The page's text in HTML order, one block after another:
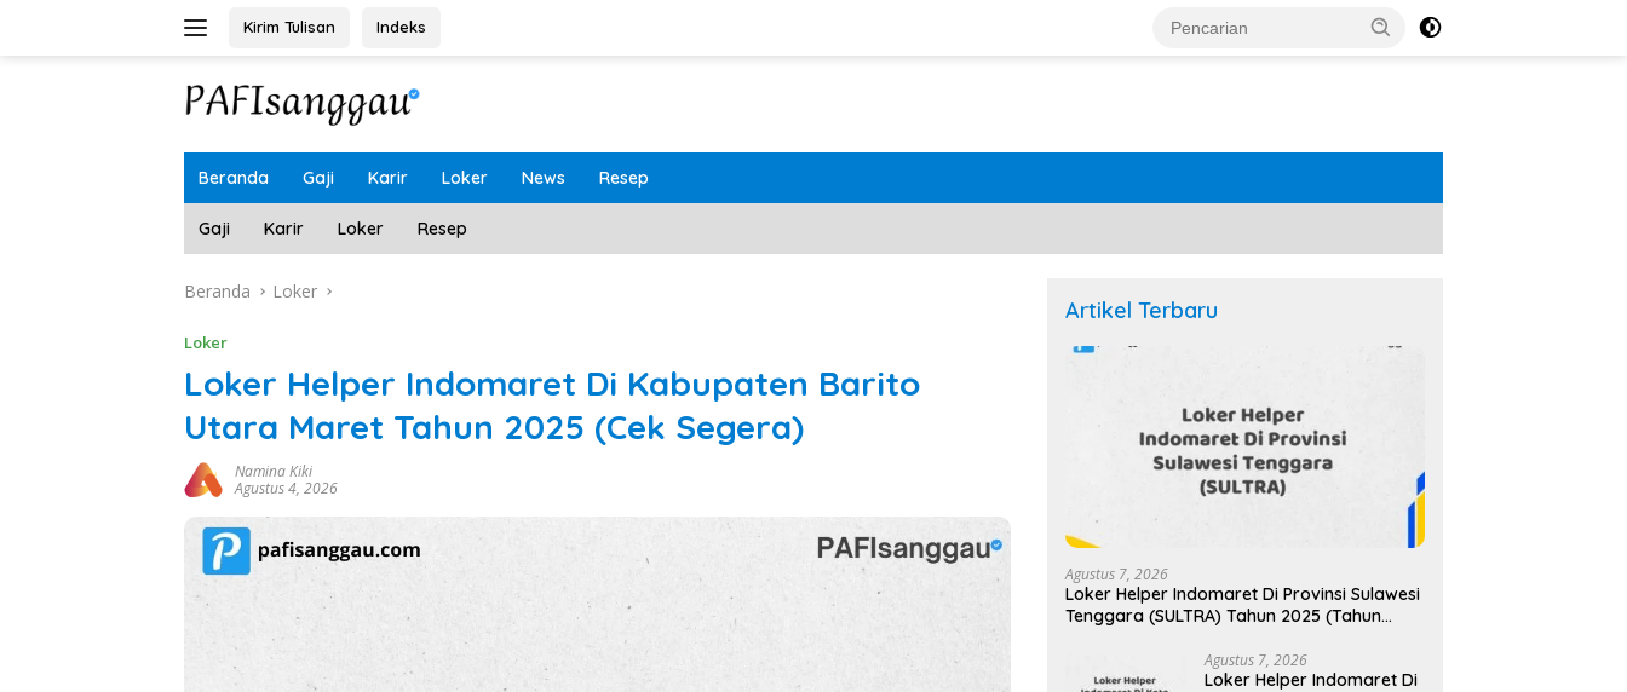
Kirim Tulisan Indeks
Beranda Gaji Karir Loker News Resep
Gaji Karir Loker Resep
Beranda Loker
Loker
Loker Helper Indomaret Di Kabupaten Barito
Utara Maret Tahun 2025 (Cek Segera)
Namina Kiki
Agustus 4, 2026
Artikel Terbaru
Agustus 7, 2026
Loker Helper Indomaret Di Provinsi Sulawesi
Tenggara (SULTRA) Tahun 2025 (Tahun
Agustus 7, 2026
Loker Helper Indomaret Di